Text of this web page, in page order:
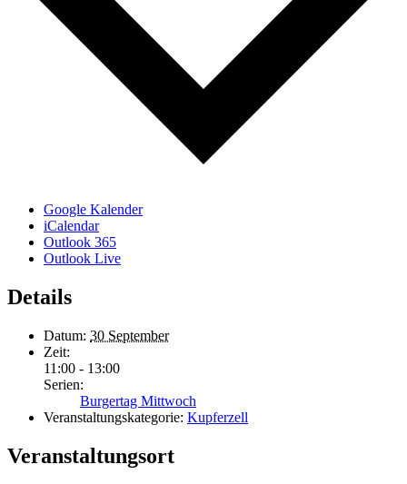
Google Kalender
iCalendar
Outlook 365
Outlook Live
Details
Datum: 30 September
Zeit:
11:00 - 13:00
Serien:
Burgertag Mittwoch
Veranstaltungskategorie: Kupferzell
Veranstaltungsort